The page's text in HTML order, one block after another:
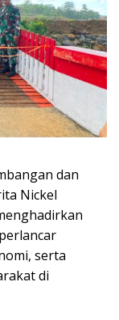
dan
Nickel
serta
di